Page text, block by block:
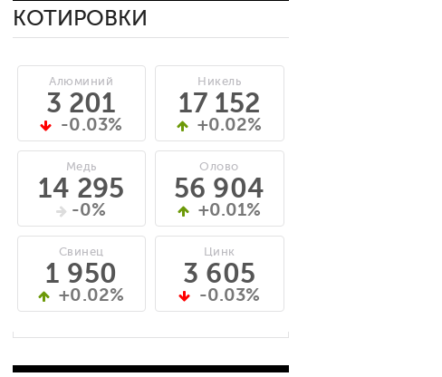
КОТИРОВКИ
Алюминий
3 201
-0.03%
Медь
14 295
-0%
Свинец
1 950
+0.02%
Никель
17 152
+0.02%
Олово
56 904
+0.01%
Цинк
3 605
-0.03%